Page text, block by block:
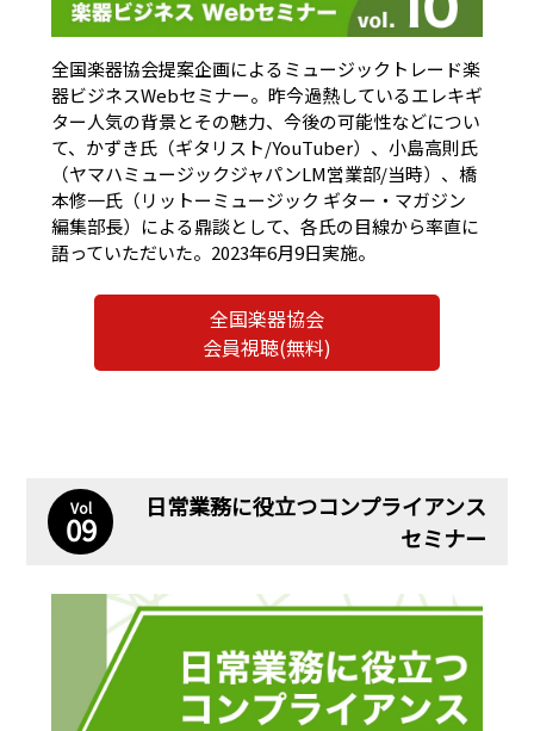
全国楽器協会提案企画によるミュージックトレード楽
器ビジネスWebセミナー。昨今過熱しているエレキギ
ター人気の背景とその魅力、今後の可能性などについ
て、かずき氏（ギタリスト/YouTuber）、小島高則氏
（ヤマハミュージックジャパンLM営業部/当時）、橋
本修一氏（リットーミュージック ギター・マガジン
編集部長）による鼎談として、各氏の目線から率直に
語っていただいた。2023年6月9日実施。
全国楽器協会
会員視聴(無料)
Vol
09
日常業務に役立つコンプライアンス
セミナー